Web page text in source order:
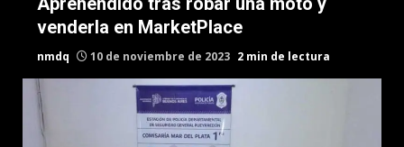
venderla en MarketPlace
nmdq 10 de noviembre de 2023 2 min de lectura